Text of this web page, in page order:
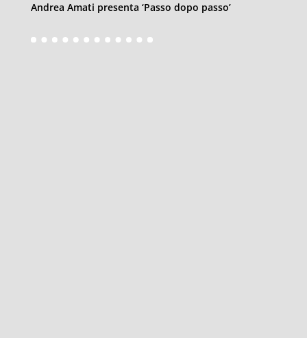
Andrea Amati presenta ‘Passo dopo passo’